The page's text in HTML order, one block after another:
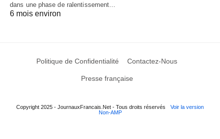
dans une phase de ralentissement…
6 mois environ
Politique de Confidentialité Contactez-Nous
Presse française
Copyright 2025 - JournauxFrancais.Net - Tous droits réservés
Voir la version
Non-AMP